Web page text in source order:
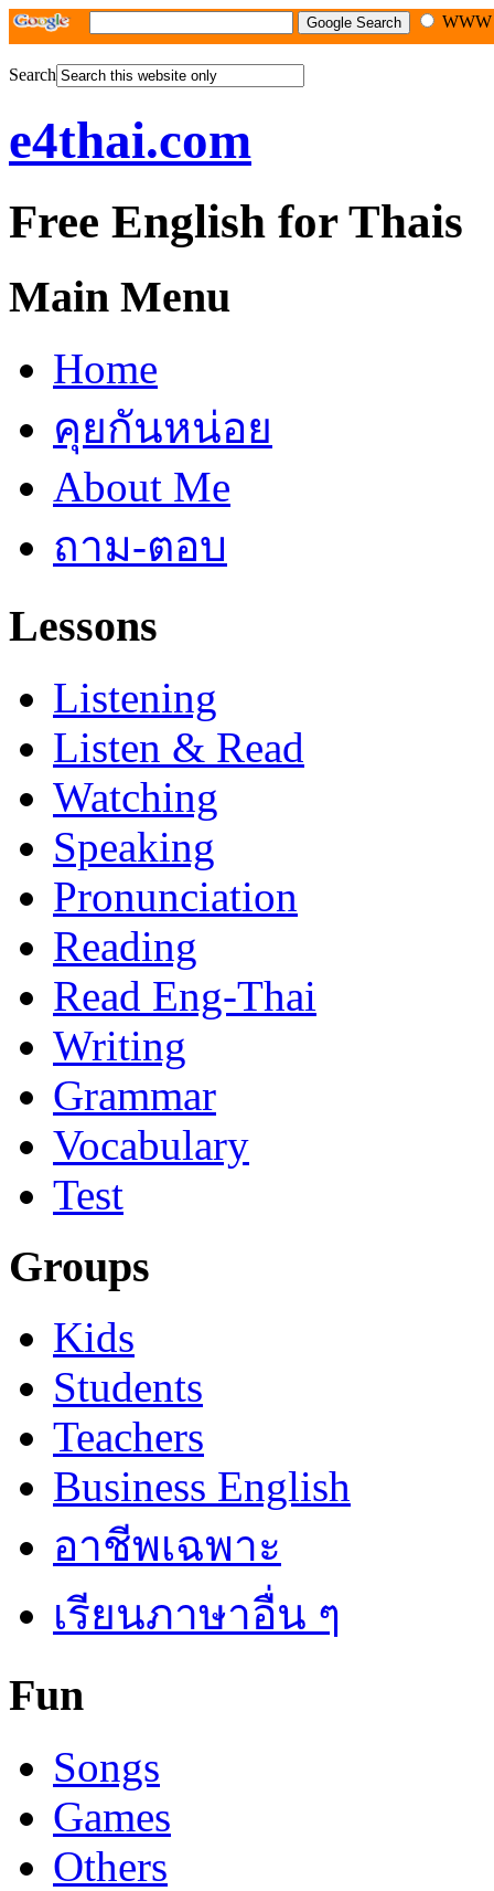
Search
e4thai.com
Free English for Thais
Main Menu
Home
คุยกันหน่อย
About Me
ถาม-ตอบ
Lessons
Listening
Listen & Read
Watching
Speaking
Pronunciation
Reading
Read Eng-Thai
Writing
Grammar
Vocabulary
Test
Groups
Kids
Students
Teachers
Business English
อาชีพเฉพาะ
เรียนภาษาอื่น ๆ
Fun
Songs
Games
Others